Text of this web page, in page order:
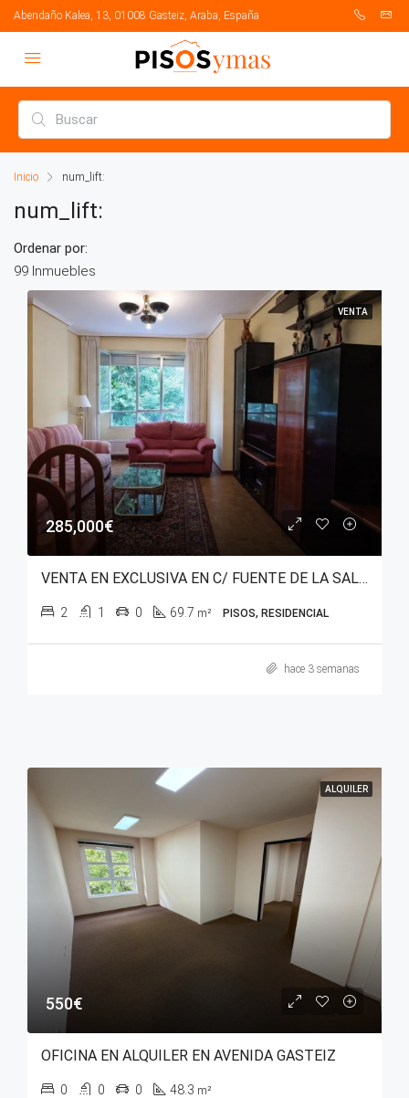
Abendaño Kalea, 13, 01008 Gasteiz, Araba, España
Inicio num_lift:
num_lift:
99 Inmuebles
Ordenar por:
VENTA
285,000€
VENTA EN EXCLUSIVA EN C/ FUENTE DE LA SALUD – SANTA LUCÍA
2 1 0 69.7 m² PISOS, RESIDENCIAL
hace 3 semanas
ALQUILER
550€
OFICINA EN ALQUILER EN AVENIDA GASTEIZ
0 0 0 48.3 m²